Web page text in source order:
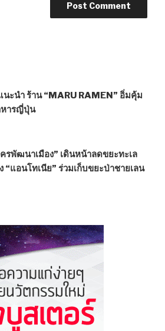
ะนำ ร้าน “MARU RAMEN” อิ่มคุ้ม
หารญี่ปุ่น
รพัฒนาเมือง” เดินหน้าลดขยะทะเล
“แอนโทเนีย” ร่วมเก็บขยะป่าชายเลน